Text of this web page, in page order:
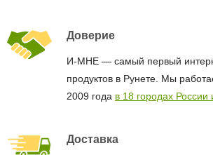
Доверие
И-МНЕ — самый первый
продуктов в Рунете. Мы
2009 года в 18 городах России
Доставка